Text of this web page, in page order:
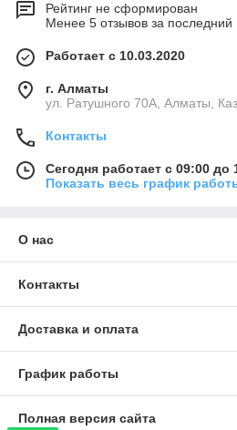
Рейтинг не сформирован
Менее 5 отзывов за последний
Работает с 10.03.2020
г. Алматы
ул. Ратушного 70А, Алматы,
Контакты
Сегодня работает с 09:00 до
Показать весь график
О нас
Контакты
Доставка и оплата
График работы
Полная версия сайта